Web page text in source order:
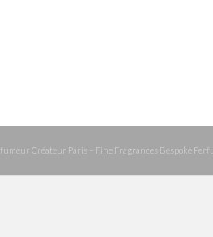
Créateur Paris – Fine Fragrances Bespoke